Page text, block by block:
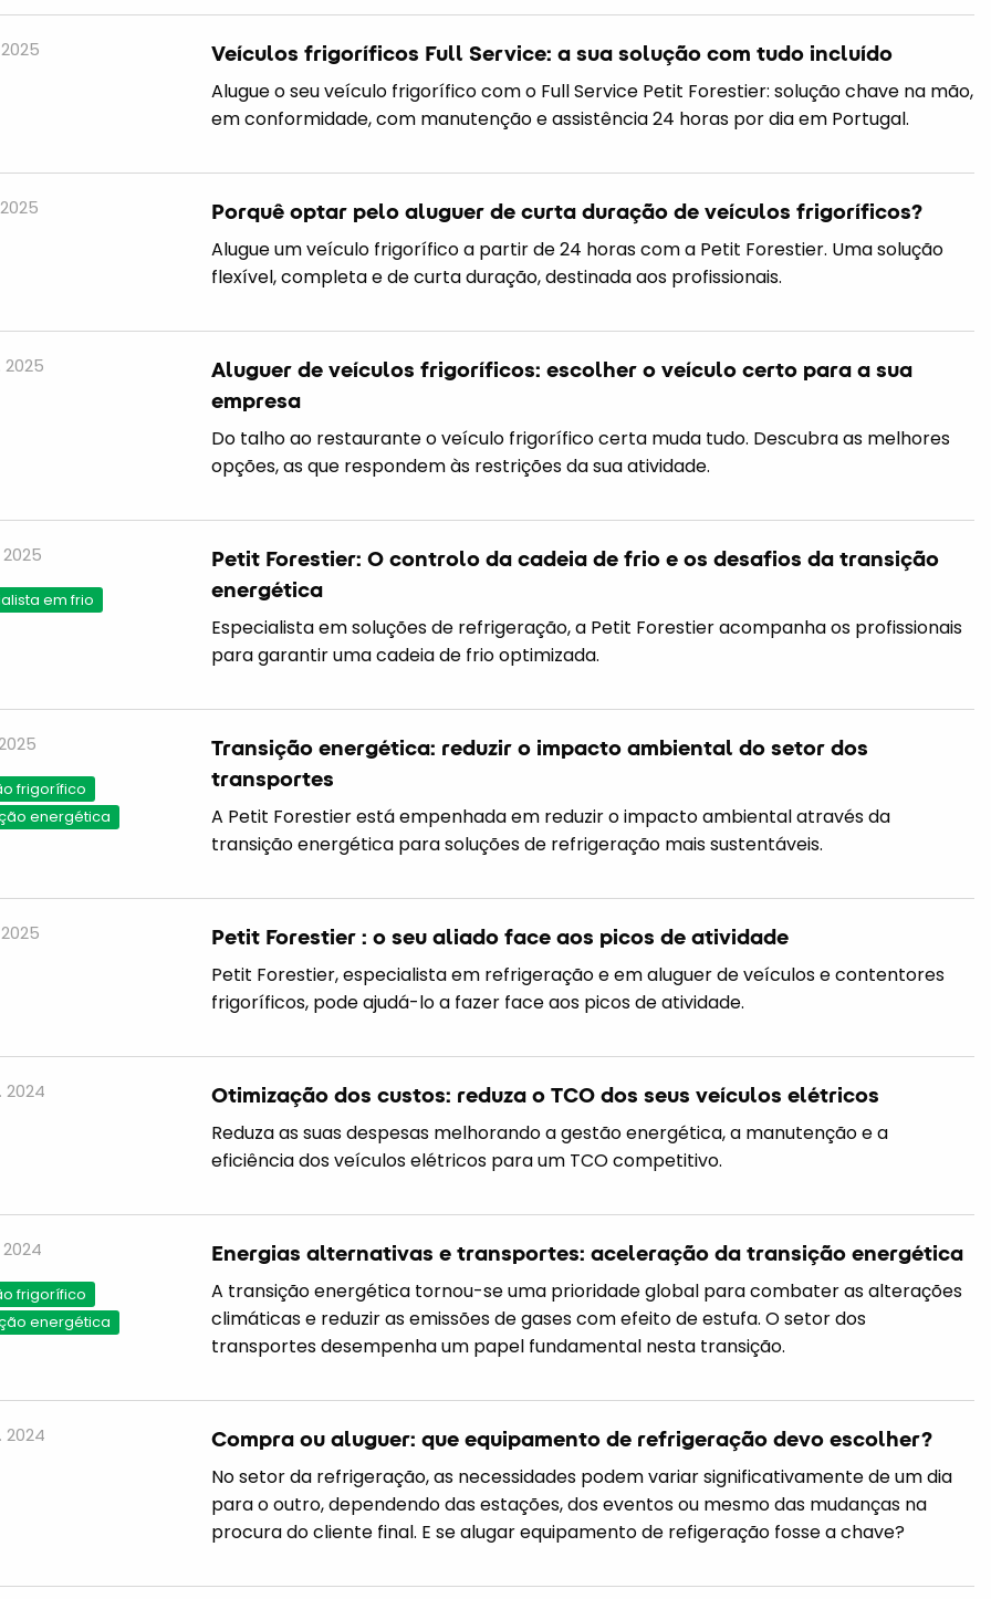
Veículos frigoríficos Full Service: a sua solução com tudo incluído
Alugue o seu veículo frigorífico com o Full Service Petit Forestier: solução chave na mão,
em conformidade, com manutenção e assistência 24 horas por dia em Portugal.
Porquê optar pelo aluguer de curta duração de veículos frigoríficos?
Alugue um veículo frigorífico a partir de 24 horas com a Petit Forestier. Uma solução
flexível, completa e de curta duração, destinada aos profissionais.
2025
Aluguer de veículos frigoríficos: escolher o veículo certo para a sua
empresa
Do talho ao restaurante o veículo frigorífico certa muda tudo. Descubra as melhores
opções, as que respondem às restrições da sua atividade.
em frio
Petit Forestier: O controlo da cadeia de frio e os desafios da transição
energética
Especialista em soluções de refrigeração, a Petit Forestier acompanha os profissionais
para garantir uma cadeia de frio optimizada.
frigorífico
energética
Transição energética: reduzir o impacto ambiental do setor dos
transportes
A Petit Forestier está empenhada em reduzir o impacto ambiental através da
transição energética para soluções de refrigeração mais sustentáveis.
Petit Forestier : o seu aliado face aos picos de atividade
Petit Forestier, especialista em refrigeração e em aluguer de veículos e contentores
frigoríficos, pode ajudá-lo a fazer face aos picos de atividade.
2024 Otimização dos custos: reduza o TCO dos seus veículos elétricos
Reduza as suas despesas melhorando a gestão energética, a manutenção e a
eficiência dos veículos elétricos para um TCO competitivo.
frigorífico
energética
Energias alternativas e transportes: aceleração da transição energética
A transição energética tornou-se uma prioridade global para combater as alterações
climáticas e reduzir as emissões de gases com efeito de estufa. O setor dos
transportes desempenha um papel fundamental nesta transição.
2024 Compra ou aluguer: que equipamento de refrigeração devo escolher?
No setor da refrigeração, as necessidades podem variar significativamente de um dia
para o outro, dependendo das estações, dos eventos ou mesmo das mudanças na
procura do cliente final. E se alugar equipamento de refigeração fosse a chave?